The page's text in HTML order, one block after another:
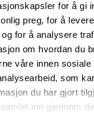
for å gi
preg, for å
for å analysere
om hvordan du
våre innen sosiale
som
du har gjort
inn gjennom
Full kontroll
alltid korrektur
ordren i produksjon